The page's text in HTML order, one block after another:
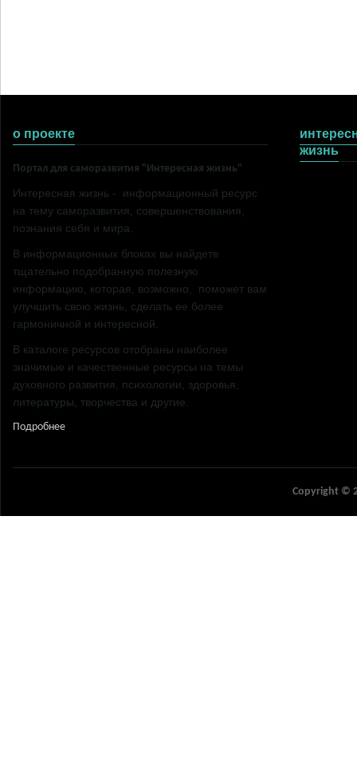
о проекте
Портал для саморазвития "Интересная жизнь"
Интересная жизнь - информационный ресурс
на тему саморазвития, совершенствования,
познания себя и мира.
В информационных блоках вы найдете
тщательно подобранную полезную
информацию, которая, возможно, поможет вам
улучшить свою жизнь, сделать ее более
гармоничной и интересной.
В каталоге ресурсов отобраны наиболее
значимые и качественные ресурсы на темы
духовного развития, психологии, здоровья,
литературы, творчества и другие.
Подробнее
жизнь
Copyright ©